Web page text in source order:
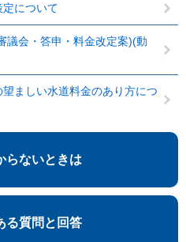
について
議会・答申・料金改定案)(動
望ましい水道料金のあり方につ
らないときは
る質問と回答